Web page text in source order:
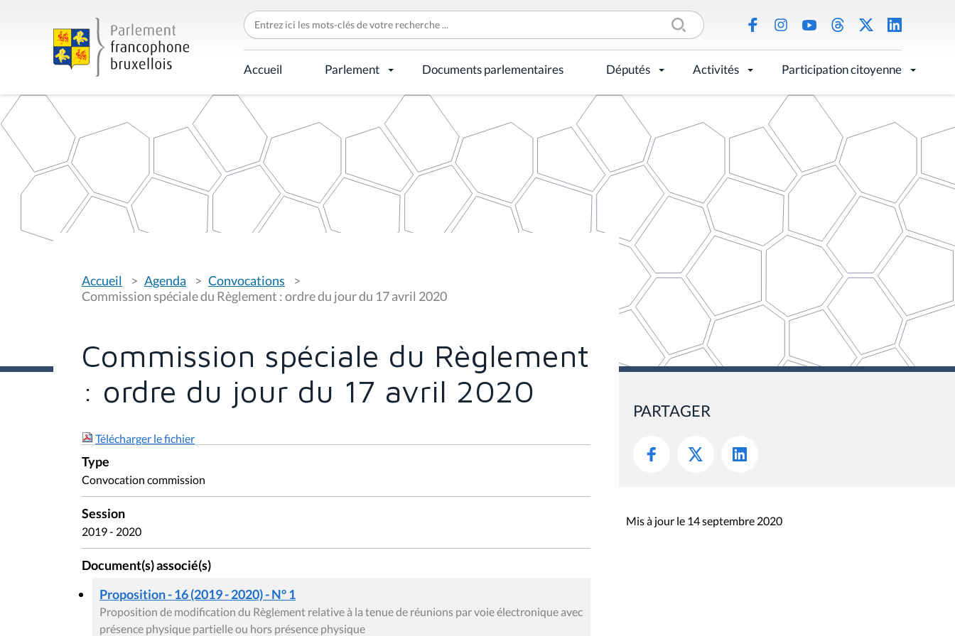
C
h
e
r
c
h
r
p
Accueil Parlement Documents parlementaires Députés Activités Participation citoyenne
o
u
s
i
Accueil Agenda
Convocations
Commission spéciale du Règlement : ordre du jour du 17 avril 2020
Commission spéciale du Règlement
: ordre du jour du 17 avril 2020
Télécharger le fichier
Type
Convocation commission
Session
2019 - 2020
Document(s) associé(s)
Proposition - 16 (2019 - 2020) - N° 1
Proposition de modification du Règlement relative à la tenue de réunions par voie électronique avec
présence physique partielle ou hors présence physique
PARTAGER
Mis à jour le 14 septembre 2020